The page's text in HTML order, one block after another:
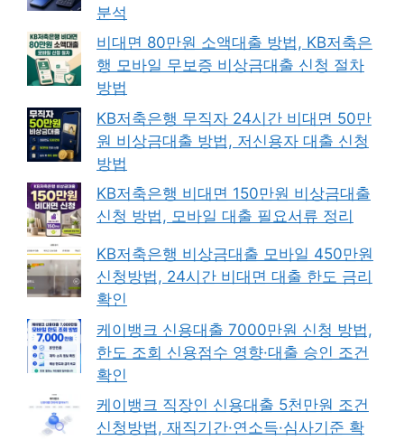
분석
비대면 80만원 소액대출 방법, KB저축은
행 모바일 무보증 비상금대출 신청 절차
방법
KB저축은행 무직자 24시간 비대면 50만
원 비상금대출 방법, 저신용자 대출 신청
방법
KB저축은행 비대면 150만원 비상금대출
신청 방법, 모바일 대출 필요서류 정리
KB저축은행 비상금대출 모바일 450만원
신청방법, 24시간 비대면 대출 한도 금리
확인
케이뱅크 신용대출 7000만원 신청 방법,
한도 조회 신용점수 영향·대출 승인 조건
확인
케이뱅크 직장인 신용대출 5천만원 조건
신청방법, 재직기간·연소득·심사기준 확